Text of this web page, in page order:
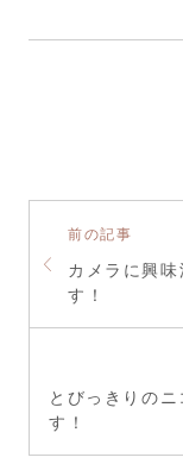
前の記事
カメラに興
す！
とびっきりの
す！